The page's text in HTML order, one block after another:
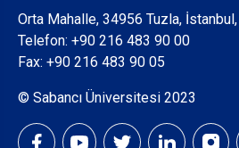
Orta Mahalle, 34956 Tuzla,
Telefon: +90 216 483 90 00
Fax: +90 216 483 90 05
© Sabancı Üniversitesi 2023